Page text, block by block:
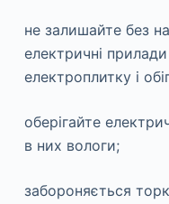
не залишайте без
електричні
електроплитку і
оберігайте
в них вологи;
забороняється